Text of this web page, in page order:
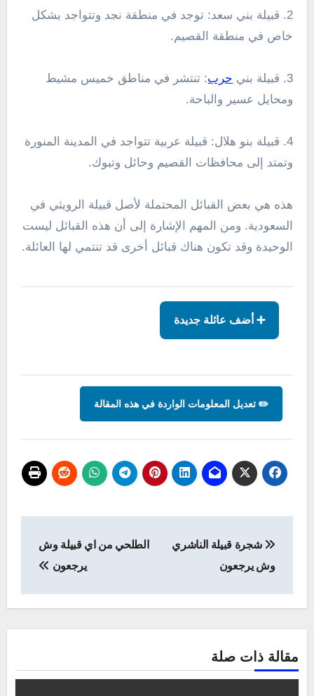
2. قبيلة بني سعد: توجد في منطقة نجد وتتواجد بشكل
خاص في منطقة القصيم.
3. قبيلة بني حرب: تنتشر في مناطق خميس مشيط
ومحايل عسير والباحة.
4. قبيلة بنو هلال: قبيلة عربية تتواجد في المدينة المنورة
وتمتد إلى محافظات القصيم وحائل وتبوك.
هذه هي بعض القبائل المحتملة لأصل قبيلة الرويثي في
السعودية. ومن المهم الإشارة إلى أن هذه القبائل ليست
الوحيدة وقد تكون هناك قبائل أخرى قد تنتمي لها العائلة.
➕ أضف عائلة جديدة
✏️ تعديل المعلومات الواردة في هذه المقالة
المقالات
شجرة قبيلة الناشري
وش يرجعون
الطلحي من اي قبيلة وش
يرجعون
مقالة ذات صلة